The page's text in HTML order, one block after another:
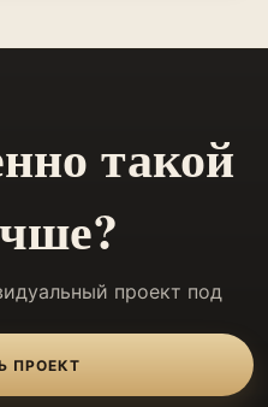
такой
проект под
ПРОЕКТ